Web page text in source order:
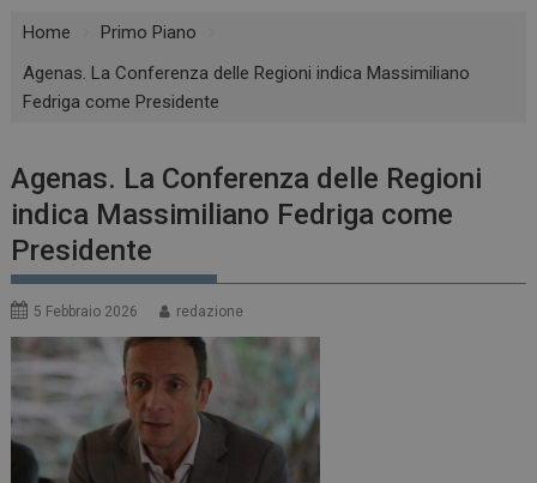
Home
Primo Piano
Agenas. La Conferenza delle Regioni indica Massimiliano
Fedriga come Presidente
Agenas. La Conferenza delle Regioni
indica Massimiliano Fedriga come
Presidente
5 Febbraio 2026 redazione